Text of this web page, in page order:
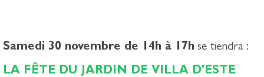
Samedi 30 novembre de 14h à 17h se tiendra :
LA FÊTE DU JARDIN DE VILLA D'ESTE